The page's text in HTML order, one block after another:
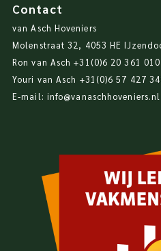
Contact
van Asch Hoveniers
Molenstraat 32, 4053 HE
Ron van Asch+31(0)6 20 361 010
Youri van Asch +31(0)6 57 427
E-mail: info@vanaschhoveniers.nl